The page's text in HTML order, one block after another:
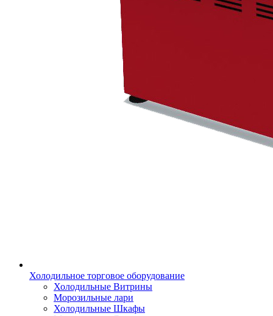
Холодильное торговое оборудование
Холодильные Витрины
Морозильные лари
Холодильные Шкафы